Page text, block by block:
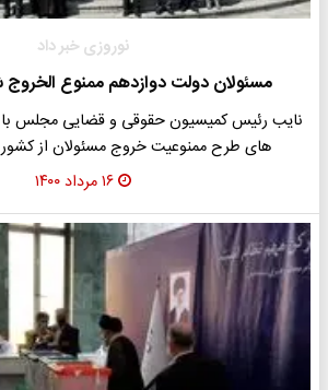
نوروزی خبر داد
مسئولان دولت دوازدهم ممنوع
نایب رئیس کمیسیون حقوقی و قضایی مجلس با
های طرح ممنوعیت خروج مسئولان از کشور
۱۶ مرداد ۱۴۰۰